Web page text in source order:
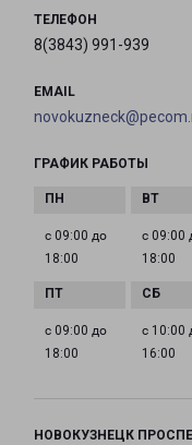
ТЕЛЕФОН
8(3843) 991-939
EMAIL
ГРАФИК РАБОТЫ
с 09:00 до
18:00
с 09:00
18:00
с 09:00 до
18:00
с 10:00
16:00
НОВОКУЗНЕЦК